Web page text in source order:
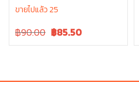
ขายไปแล้ว 25
Original
฿90.00 Current
฿85.50